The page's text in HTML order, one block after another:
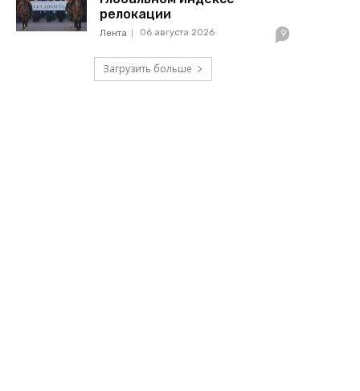
релокации
Лента 06 августа 2026 9
Загрузить больше